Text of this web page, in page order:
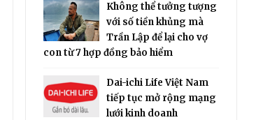
Không thể tưởng tượng
với số tiền khủng mà
Trần Lập để lại cho vợ
con từ 7 hợp đồng bảo hiểm
Dai-ichi Life Việt Nam
tiếp tục mở rộng mạng
lưới kinh doanh